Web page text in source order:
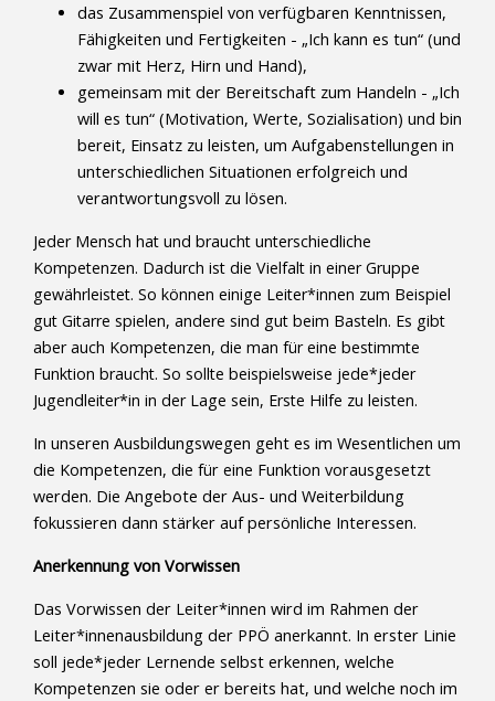
das Zusammenspiel von verfügbaren Kenntnissen,
Fähigkeiten und Fertigkeiten - „Ich kann es tun“ (und
zwar mit Herz, Hirn und Hand),
gemeinsam mit der Bereitschaft zum Handeln - „Ich
will es tun“ (Motivation, Werte, Sozialisation) und bin
bereit, Einsatz zu leisten, um Aufgabenstellungen in
unterschiedlichen Situationen erfolgreich und
verantwortungsvoll zu lösen.
Jeder Mensch hat und braucht unterschiedliche
Kompetenzen. Dadurch ist die Vielfalt in einer Gruppe
gewährleistet. So können einige Leiter*innen zum Beispiel
gut Gitarre spielen, andere sind gut beim Basteln. Es gibt
aber auch Kompetenzen, die man für eine bestimmte
Funktion braucht. So sollte beispielsweise jede*jeder
Jugendleiter*in in der Lage sein, Erste Hilfe zu leisten.
In unseren Ausbildungswegen geht es im Wesentlichen um
die Kompetenzen, die für eine Funktion vorausgesetzt
werden. Die Angebote der Aus- und Weiterbildung
fokussieren dann stärker auf persönliche Interessen.
Anerkennung von Vorwissen
Das Vorwissen der Leiter*innen wird im Rahmen der
Leiter*innenausbildung der PPÖ anerkannt. In erster Linie
soll jede*jeder Lernende selbst erkennen, welche
Kompetenzen sie oder er bereits hat, und welche noch im